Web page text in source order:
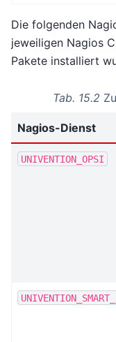
Die folgenden
jeweiligen Nagios
Pakete installiert
Tab. 15.2
Nagios-Dienst
UNIVENTION_OPSI